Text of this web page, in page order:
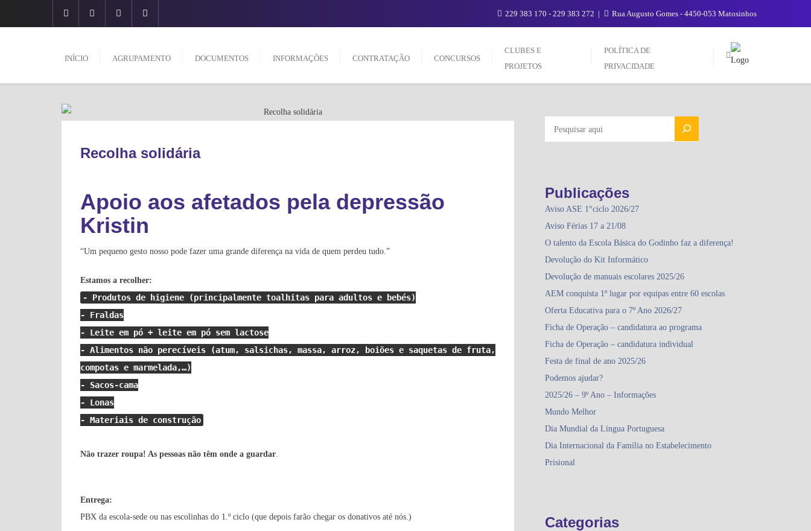
229 383 170 - 229 383 272 Rua Augusto Gomes - 4450-053 Matosinhos
INÍCIO AGRUPAMENTO DOCUMENTOS INFORMAÇÕES CONTRATAÇÃO CONCURSOS
CLUBES E
PROJETOS
POLÍTICA DE
PRIVACIDADE
Recolha solidária
Apoio aos afetados pela depressão
Kristin
“Um pequeno gesto nosso pode fazer uma grande diferença na vida de quem perdeu tudo.”
Estamos a recolher:
- Produtos de higiene (principalmente toalhitas para adultos e bebés)
- Fraldas
- Leite em pó + leite em pó sem lactose
- Alimentos não perecíveis (atum, salsichas, massa, arroz, boiões e saquetas de fruta,
compotas e marmelada,…)
- Sacos-cama
- Lonas
- Materiais de construção
Não trazer roupa! As pessoas não têm onde a guardar.
Entrega:
PBX da escola-sede ou nas escolinhas do 1.º ciclo (que depois farão chegar os donativos até nós.)
Publicações
Aviso ASE 1°ciclo 2026/27
Aviso Férias 17 a 21/08
O talento da Escola Básica do Godinho faz a diferença!
Devolução do Kit Informático
Devolução de manuais escolares 2025/26
AEM conquista 1º lugar por equipas entre 60 escolas
Oferta Educativa para o 7º Ano 2026/27
Ficha de Operação – candidatura ao programa
Ficha de Operação – candidatura individual
Festa de final de ano 2025/26
Podemos ajudar?
2025/26 – 9º Ano – Informações
Mundo Melhor
Dia Mundial da Língua Portuguesa
Dia Internacional da Família no Estabelecimento
Prisional
Categorias